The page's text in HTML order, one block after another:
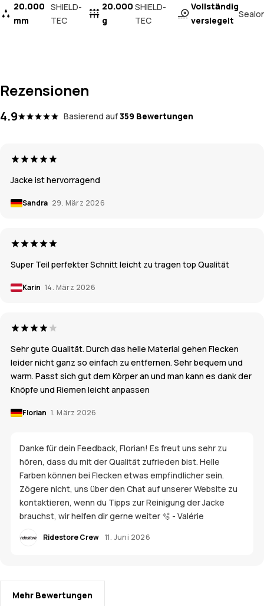
20.000
mm
SHIELD-
TEC
20.000
g
SHIELD-
TEC
Vollständig
versiegelt
Rezensionen
4.9 Basierend auf359 Bewertungen
Jacke ist hervorragend
Sandra 29. März 2026
Super Teil perfekter Schnitt leicht zu tragen top Qualität
Karin 14. März 2026
Sehr gute Qualität. Durch das helle Material gehen Flecken
leider nicht ganz so einfach zu entfernen. Sehr bequem und
warm. Passt sich gut dem Körper an und man kann es dank der
Knöpfe und Riemen leicht anpassen
Florian 1. März 2026
Danke für dein Feedback, Florian! Es freut uns sehr zu
hören, dass du mit der Qualität zufrieden bist. Helle
Farben können bei Flecken etwas empfindlicher sein.
Zögere nicht, uns über den Chat auf unserer Website zu
kontaktieren, wenn du Tipps zur Reinigung der Jacke
brauchst, wir helfen dir gerne weiter 🫧 - Valérie
Ridestore Crew 11. Juni 2026
Mehr Bewertungen